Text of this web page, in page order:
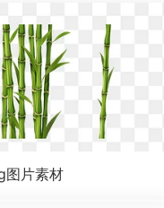
图片素材